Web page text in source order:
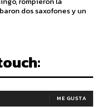
dos saxofones y un
ME GUSTA